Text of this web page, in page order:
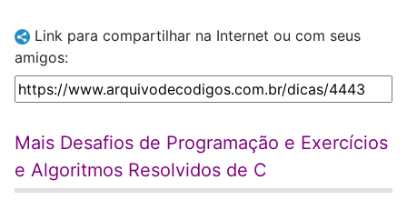
Link para compartilhar na Internet ou com seus
amigos:
Mais Desafios de Programação e Exercícios
e Algoritmos Resolvidos de C